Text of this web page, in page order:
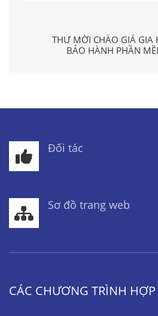
THƯ MỜI CHÀO GIÁ GIA
BẢO HÀNH PHẦN
Đối tác
Sơ đồ trang web
CÁC CHƯƠNG TRÌNH HỢP